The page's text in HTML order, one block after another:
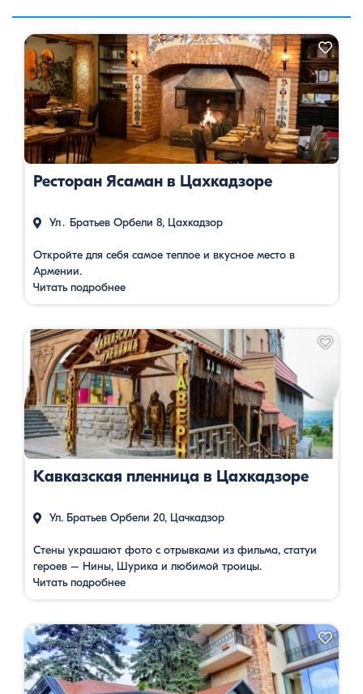
Ресторан Ясаман в Цахкадзоре
Ул․ Братьев Орбели 8, Цахкадзор
Откройте для себя самое теплое и вкусное место в
Армении.
Читать подробнее
Кавказская пленница в Цахкадзоре
Ул. Братьев Орбели 20, Цачкадзор
Стены украшают фото с отрывками из фильма, статуи
героев – Нины, Шурика и любимой троицы.
Читать подробнее